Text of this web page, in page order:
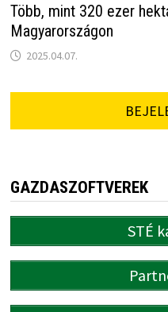
Több, mint 320 ezer
Magyarországon
2025.04.07.
GAZDASZOFTVEREK
STÉ